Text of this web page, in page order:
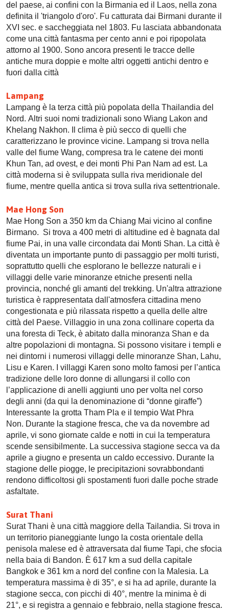
del paese, ai confini con la Birmania ed il Laos, nella zona
definita il 'triangolo d'oro'. Fu catturata dai Birmani durante il
XVI sec. e saccheggiata nel 1803. Fu lasciata abbandonata
come una città fantasma per cento anni e poi ripopolata
attorno al 1900. Sono ancora presenti le tracce delle
antiche mura doppie e molte altri oggetti antichi dentro e
fuori dalla città
Lampang
Lampang è la terza città più popolata della Thailandia del
Nord. Altri suoi nomi tradizionali sono Wiang Lakon and
Khelang Nakhon. Il clima è più secco di quelli che
caratterizzano le province vicine. Lampang si trova nella
valle del fiume Wang, compresa tra le catene dei monti
Khun Tan, ad ovest, e dei monti Phi Pan Nam ad est. La
città moderna si è sviluppata sulla riva meridionale del
fiume, mentre quella antica si trova sulla riva settentrionale.
Mae Hong Son
Mae Hong Son a 350 km da Chiang Mai vicino al confine
Birmano. Si trova a 400 metri di altitudine ed è bagnata dal
fiume Pai, in una valle circondata dai Monti Shan. La città è
diventata un importante punto di passaggio per molti turisti,
soprattutto quelli che esplorano le bellezze naturali e i
villaggi delle varie minoranze etniche presenti nella
provincia, nonché gli amanti del trekking. Un'altra attrazione
turistica è rappresentata dall'atmosfera cittadina meno
congestionata e più rilassata rispetto a quella delle altre
città del Paese. Villaggio in una zona collinare coperta da
una foresta di Teck, è abitato dalla minoranza Shan e da
altre popolazioni di montagna. Si possono visitare i templi e
nei dintorni i numerosi villaggi delle minoranze Shan, Lahu,
Lisu e Karen. I villaggi Karen sono molto famosi per l’antica
tradizione delle loro donne di allungarsi il collo con
l’applicazione di anelli aggiunti uno per volta nel corso
degli anni (da qui la denominazione di “donne giraffe”)
Interessante la grotta Tham Pla e il tempio Wat Phra
Non. Durante la stagione fresca, che va da novembre ad
aprile, vi sono giornate calde e notti in cui la temperatura
scende sensibilmente. La successiva stagione secca va da
aprile a giugno e presenta un caldo eccessivo. Durante la
stagione delle piogge, le precipitazioni sovrabbondanti
rendono difficoltosi gli spostamenti fuori dalle poche strade
asfaltate.
Surat Thani
Surat Thani è una città maggiore della Tailandia. Si trova in
un territorio pianeggiante lungo la costa orientale della
penisola malese ed è attraversata dal fiume Tapi, che sfocia
nella baia di Bandon. È 617 km a sud della capitale
Bangkok e 361 km a nord del confine con la Malesia. La
temperatura massima è di 35°, e si ha ad aprile, durante la
stagione secca, con picchi di 40°, mentre la minima è di
21°, e si registra a gennaio e febbraio, nella stagione fresca.